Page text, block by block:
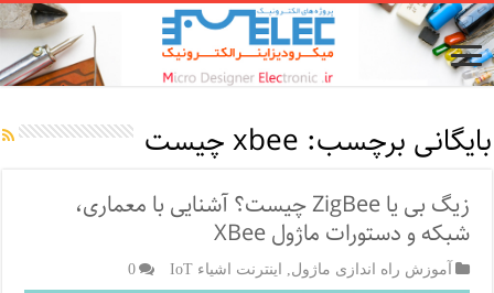
بایگانی برچسب: xbee چیست
زیگ‌ بی یا ZigBee چیست؟ آشنایی با معماری،
شبکه و دستورات ماژول XBee
آموزش راه اندازی ماژول اینترنت اشیاء IoT 0